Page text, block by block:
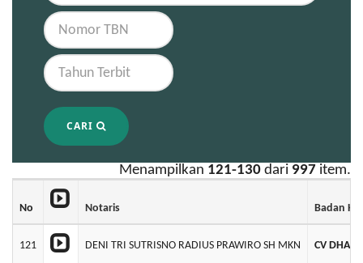
CARI
Menampilkan 121-130 dari 997 item.
No Notaris Badan
121 DENI TRI SUTRISNO RADIUS PRAWIRO SH MKN CV